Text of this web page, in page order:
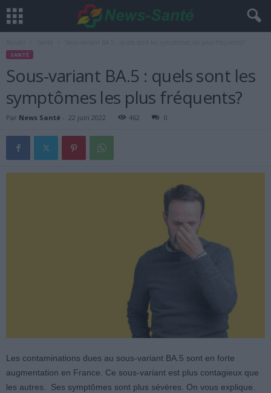
SANTÉ
Sous-variant BA.5 : quels sont les
symptômes les plus fréquents?
Par News Santé - 22 juin 2022 462 0
Les contaminations dues au sous-variant BA.5 sont en forte
augmentation en France. Ce sous-variant est plus contagieux que
les autres. Ses symptômes sont plus sévères. On vous explique.